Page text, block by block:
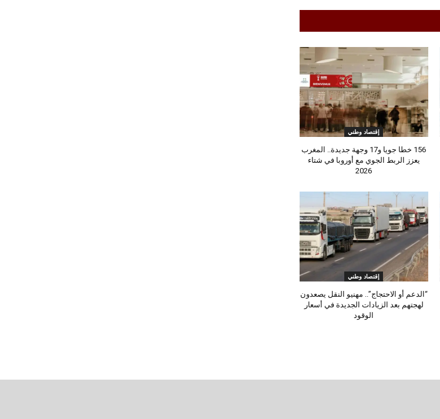
إقتصاد وطني
156 خطا جويا و17 وجهة جديدة.. المغرب
يعزز الربط الجوي مع أوروبا في شتاء
2026
إقتصاد وطني
“الدعم أو الاحتجاج”.. مهنيو النقل يصعدون
لهجتهم بعد الزيادات الجديدة في أسعار
الوقود